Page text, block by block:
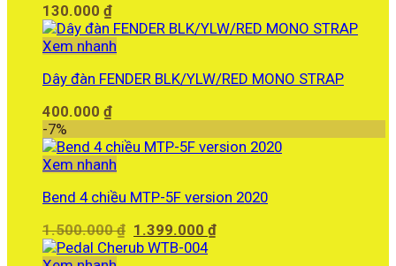
130.000 ₫
Xem nhanh
Dây đàn FENDER BLK/YLW/RED MONO STRAP
400.000 ₫
-7%
Xem nhanh
Bend 4 chiều MTP-5F version 2020
1.500.000₫ Giá
gốc
1.399.000₫Giá